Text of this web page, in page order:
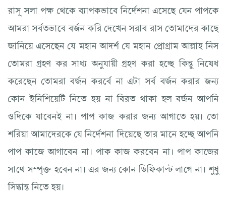
রাসূ সলা পক্ষ থেকে ব্যাপকভাবে নির্দেশনা এসেছে যেন পাপকে
আমরা সর্বতভাবে বর্জন করি দেখেন সরাব রাস তোমাদের কাছে
জানিয়ে এসেছেন যে মহান আদর্শ যে মহান প্রোগ্রাম আল্লাহ নিস
তোমরা গ্রহণ কর সাধ্য অনুযায়ী গ্রহণ করা হচ্ছে কিন্তু নিষেধ
করেছেন তোমরা বর্জন করর্বে না এটা সর্ব বর্জন করার জন্য
কোন ইনিশিয়েটি নিতে হয় না বিরত থাকা হল বর্জন আপনি
ওদিকে যাবেনই না। পাপ কাজ করার জন্য আগাতে হয়। তো
শরিয়া আমাদেরকে যে নির্দেশনা দিয়েছে তার মানে হচ্ছে আপনি
পাপ কাজে আগাবেন না। পাক কাজ করবেন না। পাপ কাজের
সাথে সম্পৃক্ত হবেন না। এর জন্য কোন ডিফিকাল্ট লাগে না। শুধু
সিদ্ধান্ত নিতে হয়।